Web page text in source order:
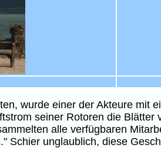
wurde einer der Akteure mit
seiner Rotoren die
alle verfügbaren
Schier unglaublich, diese